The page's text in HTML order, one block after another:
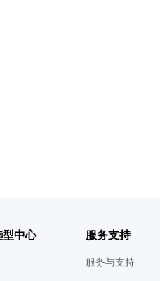
型中心 服务支持
服务与支持